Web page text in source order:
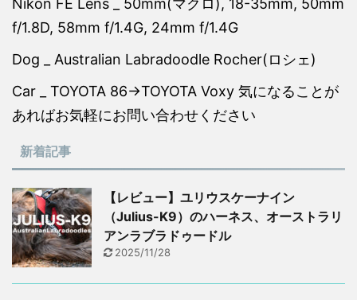
f/1.8D, 58mm f/1.4G, 24mm f/1.4G
Dog _ Australian Labradoodle Rocher(ロシェ)
Car _ TOYOTA 86→TOYOTA Voxy 気になることが
あればお気軽にお問い合わせください
新着記事
【レビュー】ユリウスケーナイン
（Julius-K9）のハーネス、オーストラリ
アンラブラドゥードル
2025/11/28